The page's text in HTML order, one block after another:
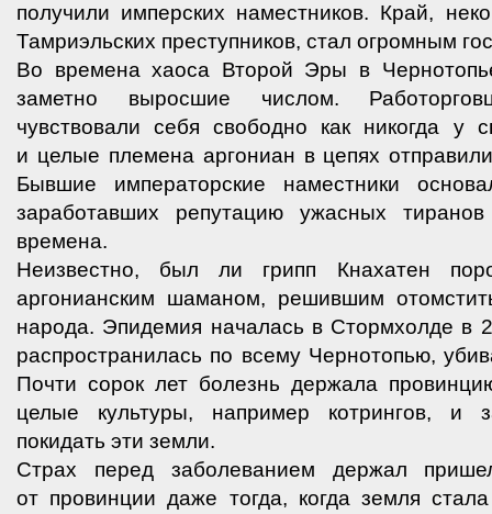
получили имперских наместников. Край,
Тамриэльских преступников, стал огромным
Во времена хаоса Второй Эры в
заметно выросшие числом.
чувствовали себя свободно как никогда у
и целые племена аргониан в цепях
Бывшие императорские наместники
заработавших репутацию ужасных
времена.
Неизвестно, был ли грипп Кнахатен
аргонианским шаманом, решившим
народа. Эпидемия началась в Стормхолде в
распространилась по всему Чернотопью,
Почти сорок лет болезнь держала
целые культуры, например котрингов, и
покидать эти земли.
Страх перед заболеванием держал
от провинции даже тогда, когда земля